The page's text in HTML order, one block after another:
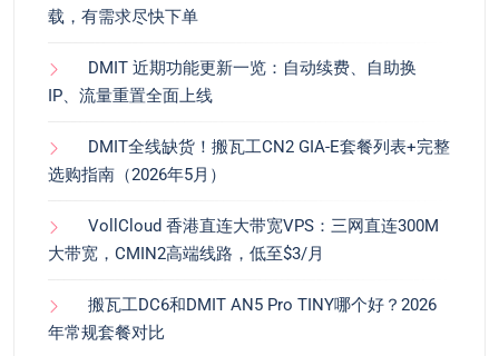
载，有需求尽快下单
DMIT 近期功能更新一览：自动续费、自助换
IP、流量重置全面上线
DMIT全线缺货！搬瓦工CN2 GIA-E套餐列表+完整
选购指南（2026年5月）
VollCloud 香港直连大带宽VPS：三网直连300M
大带宽，CMIN2高端线路，低至$3/月
搬瓦工DC6和DMIT AN5 Pro TINY哪个好？2026
年常规套餐对比